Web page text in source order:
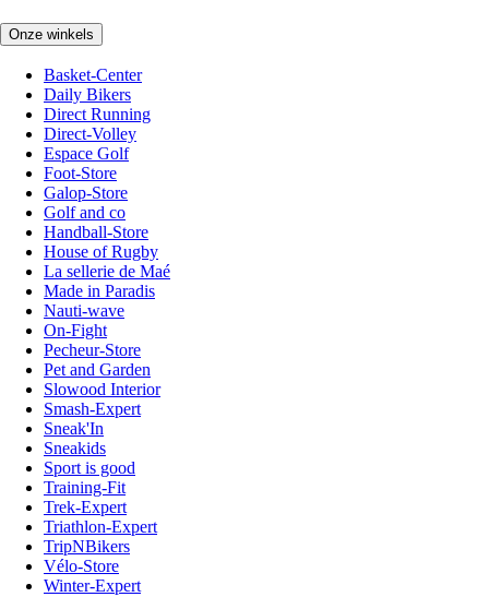
Onze winkels
Basket-Center
Daily Bikers
Direct Running
Direct-Volley
Espace Golf
Foot-Store
Galop-Store
Golf and co
Handball-Store
House of Rugby
La sellerie de Maé
Made in Paradis
Nauti-wave
On-Fight
Pecheur-Store
Pet and Garden
Slowood Interior
Smash-Expert
Sneak'In
Sneakids
Sport is good
Training-Fit
Trek-Expert
Triathlon-Expert
TripNBikers
Vélo-Store
Winter-Expert